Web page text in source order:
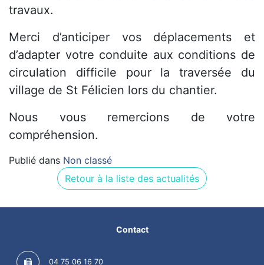
travaux.
Merci d’anticiper vos déplacements et
d’adapter votre conduite aux conditions de
circulation difficile pour la traversée du
village de St Félicien lors du chantier.
Nous vous remercions de votre
compréhension.
Publié dans Non classé
Retour à la liste des actualités
Contact
04 75 06 16 70